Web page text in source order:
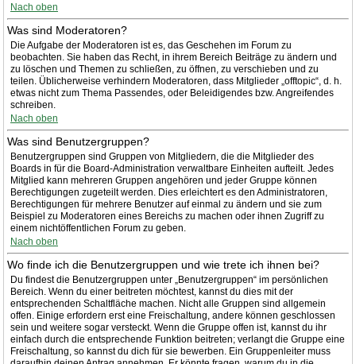
Nach oben
Was sind Moderatoren?
Die Aufgabe der Moderatoren ist es, das Geschehen im Forum zu
beobachten. Sie haben das Recht, in ihrem Bereich Beiträge zu ändern und
zu löschen und Themen zu schließen, zu öffnen, zu verschieben und zu
teilen. Üblicherweise verhindern Moderatoren, dass Mitglieder „offtopic“, d. h.
etwas nicht zum Thema Passendes, oder Beleidigendes bzw. Angreifendes
schreiben.
Nach oben
Was sind Benutzergruppen?
Benutzergruppen sind Gruppen von Mitgliedern, die die Mitglieder des
Boards in für die Board-Administration verwaltbare Einheiten aufteilt. Jedes
Mitglied kann mehreren Gruppen angehören und jeder Gruppe können
Berechtigungen zugeteilt werden. Dies erleichtert es den Administratoren,
Berechtigungen für mehrere Benutzer auf einmal zu ändern und sie zum
Beispiel zu Moderatoren eines Bereichs zu machen oder ihnen Zugriff zu
einem nichtöffentlichen Forum zu geben.
Nach oben
Wo finde ich die Benutzergruppen und wie trete ich ihnen bei?
Du findest die Benutzergruppen unter „Benutzergruppen“ im persönlichen
Bereich. Wenn du einer beitreten möchtest, kannst du dies mit der
entsprechenden Schaltfläche machen. Nicht alle Gruppen sind allgemein
offen. Einige erfordern erst eine Freischaltung, andere können geschlossen
sein und weitere sogar versteckt. Wenn die Gruppe offen ist, kannst du ihr
einfach durch die entsprechende Funktion beitreten; verlangt die Gruppe eine
Freischaltung, so kannst du dich für sie bewerben. Ein Gruppenleiter muss